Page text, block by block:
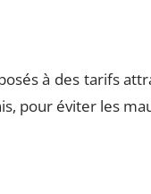
à des tarifs
pour éviter les